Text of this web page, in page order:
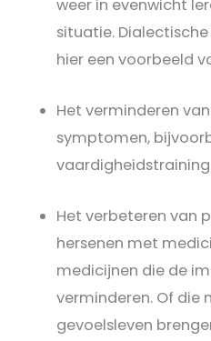
weer in evenwicht
situatie.
hier een voorbeeld
Het verminderen
symptomen,
Het verbeteren van
hersenen met
medicijnen die de
verminderen. Of die
gevoelsleven